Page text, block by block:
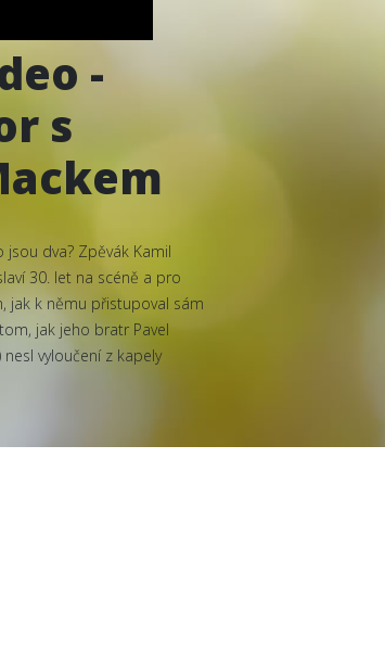
-
s
dva? Zpěvák Kamil
30. let na scéně a pro
jak k němu přistupoval sám
jak jeho bratr Pavel
vyloučení z kapely